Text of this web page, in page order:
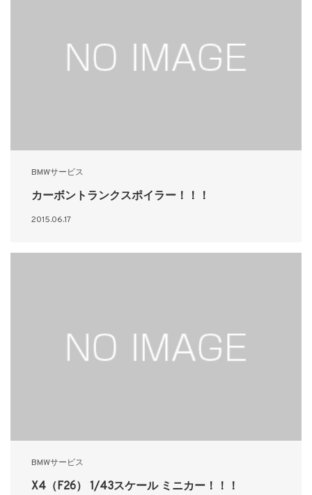
BMWサービス
カーボントランクスポイラー！！！
2015.06.17
BMWサービス
X4（F26） 1/43スケール ミニカー！！！